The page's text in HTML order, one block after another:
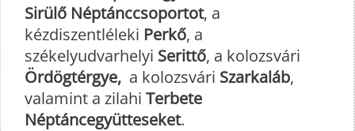
Sirülő Néptánccsoportot, a
kézdiszentléleki Perkő, a
székelyudvarhelyi Serittő, a kolozsvári
Ördögtérgye, a kolozsvári Szarkaláb,
valamint a zilahi Terbete
Néptáncegyütteseket.